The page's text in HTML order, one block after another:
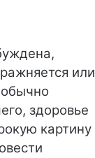
или
обычно
здоровье
картину